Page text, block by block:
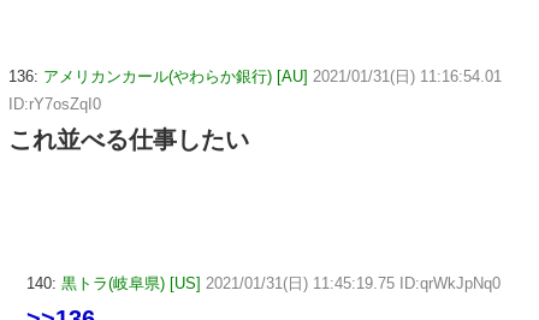
136: アメリカンカール(やわらか銀行) [AU] 2021/01/31(日) 11:16:54.01
ID:rY7osZqI0
これ並べる仕事したい
140: 黒トラ(岐阜県) [US] 2021/01/31(日) 11:45:19.75 ID:qrWkJpNq0